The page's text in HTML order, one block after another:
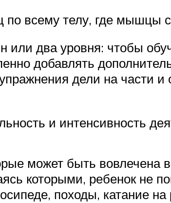
всему телу, где мышцы
или два уровня: чтобы
добавлять
дели на части и
и интенсивность
может быть вовлечена
которыми, ребенок не
походы, катание на